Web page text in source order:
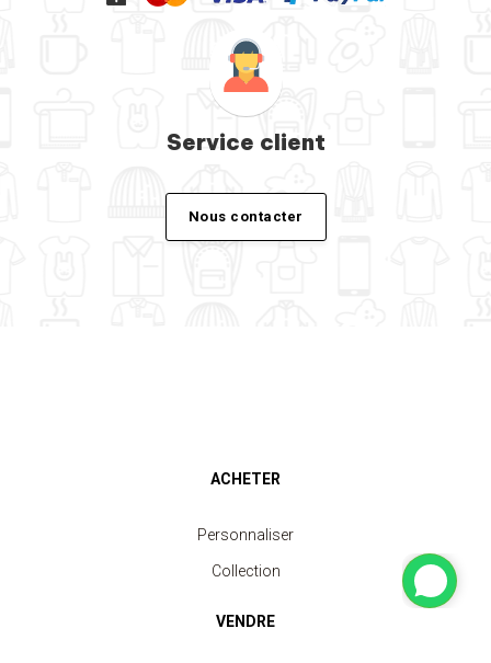
Service client
Nous contacter
ACHETER
Personnaliser
Collection
VENDRE